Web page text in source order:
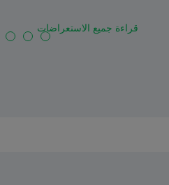
قراءة جميع الاستعراضات